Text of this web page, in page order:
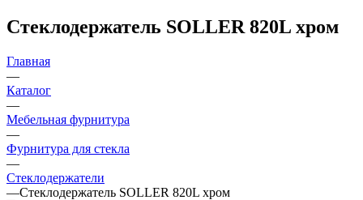
Стеклодержатель SOLLER 820L хром
Главная
—
Каталог
—
Мебельная фурнитура
—
Фурнитура для стекла
—
Стеклодержатели
—Стеклодержатель SOLLER 820L хром